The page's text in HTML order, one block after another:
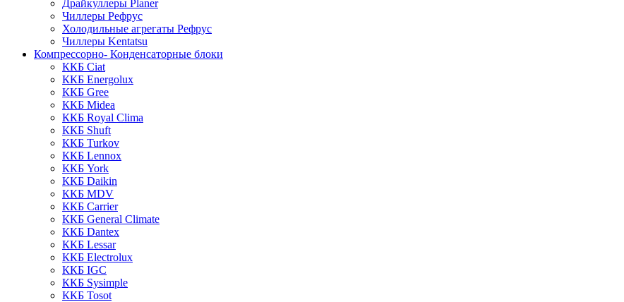
Драйкуллеры Planer
Чиллеры Рефрус
Холодильные агрегаты Рефрус
Чиллеры Kentatsu
Компрессорно- Конденсаторные блоки
ККБ Ciat
ККБ Energolux
ККБ Gree
ККБ Midea
ККБ Royal Clima
ККБ Shuft
ККБ Turkov
ККБ Lennox
ККБ York
ККБ Daikin
ККБ MDV
ККБ Carrier
ККБ General Climate
ККБ Dantex
ККБ Lessar
ККБ Electrolux
ККБ IGC
ККБ Sysimple
ККБ Tosot